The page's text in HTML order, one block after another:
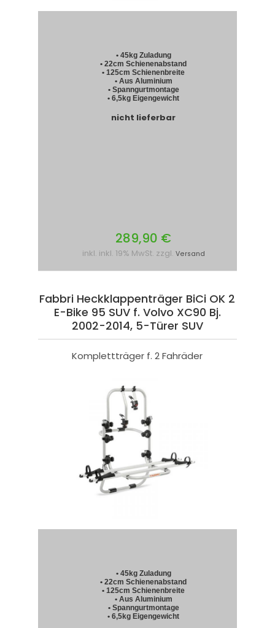
• 45kg Zuladung
• 22cm Schienenabstand
• 125cm Schienenbreite
• Aus Aluminium
• Spanngurtmontage
• 6,5kg Eigengewicht
nicht lieferbar
289,90 €
inkl. inkl. 19% MwSt. zzgl. Versand
Fabbri Heckklappenträger BiCi OK 2
E-Bike 95 SUV f. Volvo XC90 Bj.
2002-2014, 5-Türer SUV
Komplettträger f. 2 Fahräder
• 45kg Zuladung
• 22cm Schienenabstand
• 125cm Schienenbreite
• Aus Aluminium
• Spanngurtmontage
• 6,5kg Eigengewicht